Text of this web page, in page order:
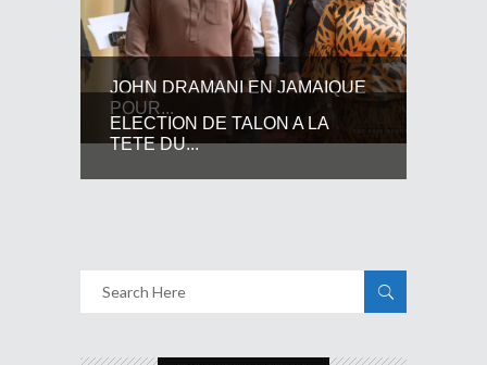
JOHN DRAMANI EN JAMAIQUE
POUR...
ELECTION DE TALON A LA
TETE DU...